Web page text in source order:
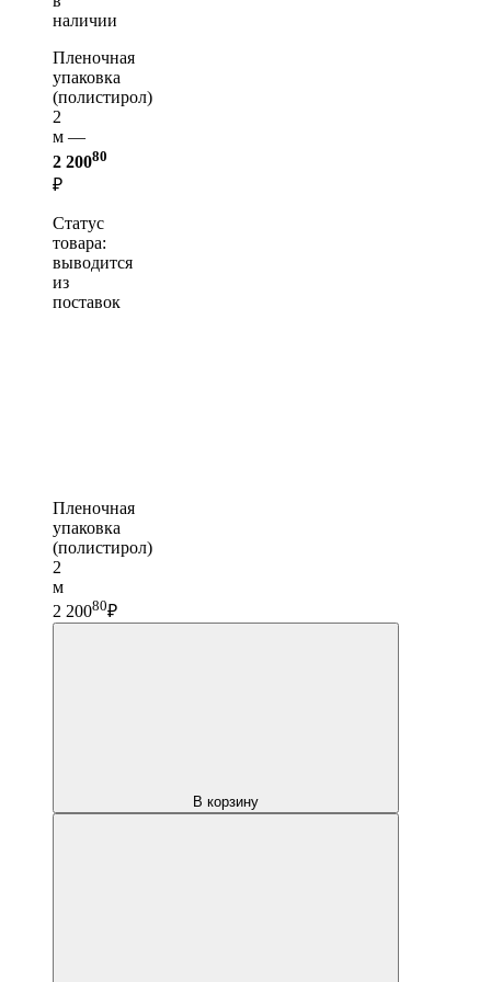
наличии
Пленочная
упаковка
(полистирол)
2
м —
2 20080
₽
Статус
товара:
выводится
из
поставок
Пленочная
упаковка
(полистирол)
2
м
2 20080₽
В корзину